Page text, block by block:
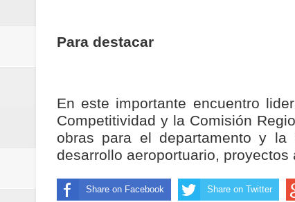
Para destacar
En este importante encuentro
Competitividad y la Comisión
obras para el departamento y
desarrollo aeroportuario, proyectos
Share on Facebook Share on Twitter